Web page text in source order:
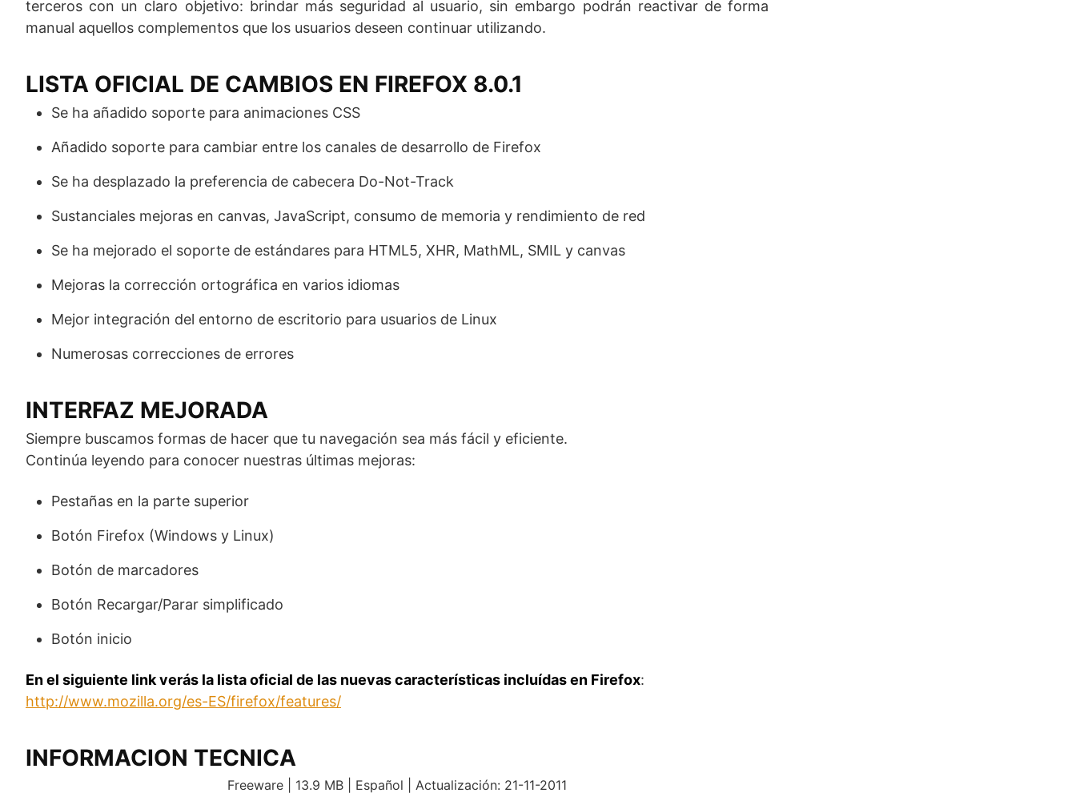
terceros con un claro objetivo: brindar más seguridad al usuario, sin embargo podrán reactivar de forma
manual aquellos complementos que los usuarios deseen continuar utilizando.
LISTA OFICIAL DE CAMBIOS EN FIREFOX 8.0.1
Se ha añadido soporte para animaciones CSS
Añadido soporte para cambiar entre los canales de desarrollo de Firefox
Se ha desplazado la preferencia de cabecera Do-Not-Track
Sustanciales mejoras en canvas, JavaScript, consumo de memoria y rendimiento de red
Se ha mejorado el soporte de estándares para HTML5, XHR, MathML, SMIL y canvas
Mejoras la corrección ortográfica en varios idiomas
Mejor integración del entorno de escritorio para usuarios de Linux
Numerosas correcciones de errores
INTERFAZ MEJORADA
Siempre buscamos formas de hacer que tu navegación sea más fácil y eficiente.
Continúa leyendo para conocer nuestras últimas mejoras:
Pestañas en la parte superior
Botón Firefox (Windows y Linux)
Botón de marcadores
Botón Recargar/Parar simplificado
Botón inicio
En el siguiente link verás la lista oficial de las nuevas características incluídas en Firefox:
http://www.mozilla.org/es-ES/firefox/features/
INFORMACION TECNICA
Freeware | 13.9 MB | Español | Actualización: 21-11-2011